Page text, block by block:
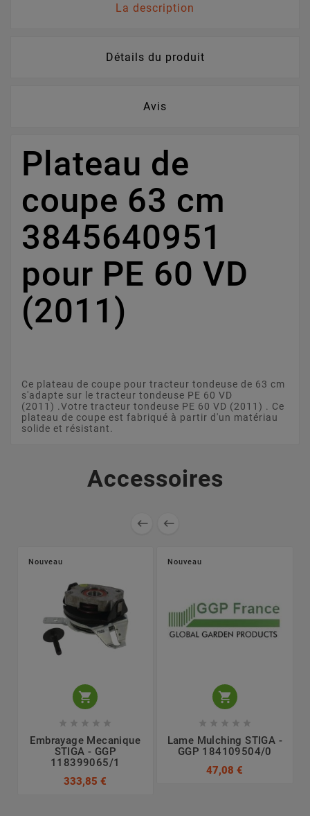
La description
Détails du produit
Avis
Plateau de
coupe 63 cm
3845640951
pour PE 60 VD
(2011)
Ce plateau de coupe pour tracteur tondeuse de 63 cm
s'adapte sur le tracteur tondeuse PE 60 VD
(2011) .Votre tracteur tondeuse PE 60 VD (2011) . Ce
plateau de coupe est fabriqué à partir d'un matériau
solide et résistant.
Accessoires
 
Nouveau

    
Embrayage Mecanique
STIGA - GGP
118399065/1
333,85 €
Nouveau

    
Lame Mulching STIGA -
GGP 184109504/0
47,08 €